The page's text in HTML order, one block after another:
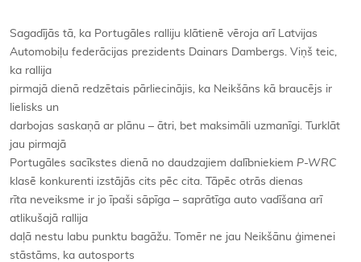
Sagadījās tā, ka Portugāles ralliju klātienē vēroja arī Latvijas
Automobiļu federācijas prezidents Dainars Dambergs. Viņš teic,
ka rallija
pirmajā dienā redzētais pārliecinājis, ka Neikšāns kā braucējs ir
lielisks un
darbojas saskaņā ar plānu – ātri, bet maksimāli uzmanīgi. Turklāt
jau pirmajā
Portugāles sacīkstes dienā no daudzajiem dalībniekiem P-WRC
klasē konkurenti izstājās cits pēc cita. Tāpēc otrās dienas
rīta neveiksme ir jo īpaši sāpīga – saprātīga auto vadīšana arī
atlikušajā rallija
daļā nestu labu punktu bagāžu. Tomēr ne jau Neikšānu ģimenei
stāstāms, ka autosports